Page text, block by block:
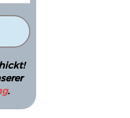
.